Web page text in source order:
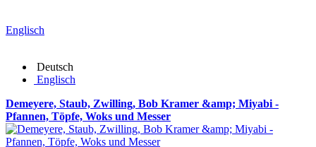
Englisch
Deutsch
Englisch
Demeyere, Staub, Zwilling, Bob Kramer &amp; Miyabi -
Pfannen, Töpfe, Woks und Messer